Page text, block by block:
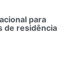
para
de residência